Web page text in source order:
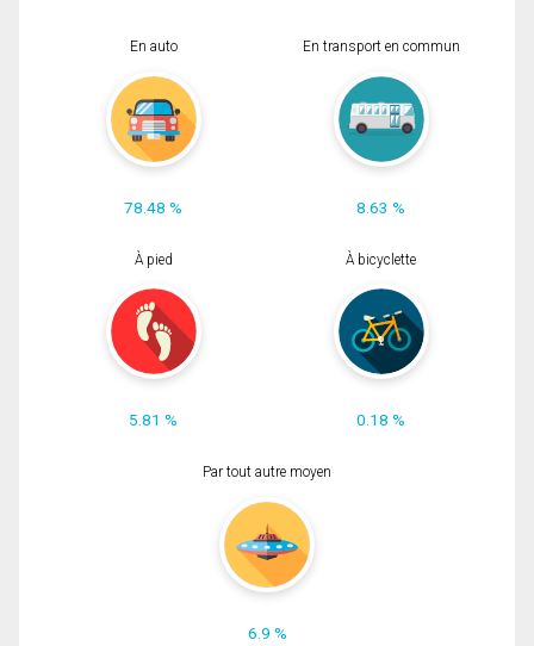
En auto
78.48 %
En transport en commun
8.63 %
À pied
5.81 %
À bicyclette
0.18 %
Par tout autre moyen
6.9 %